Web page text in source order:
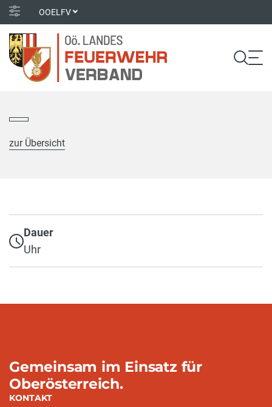
OOELFV
zur Übersicht
Dauer
Uhr
Gemeinsam im Einsatz für
Oberösterreich.
KONTAKT